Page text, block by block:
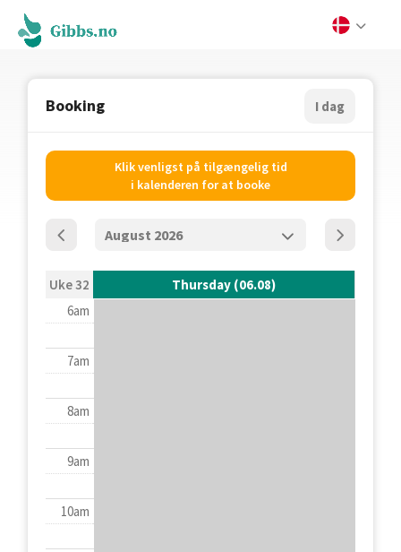
Booking I dag
Klik venligst på tilgængelig tid
i kalenderen for at booke
Uke 32
Thursday (06.08)
6am
7am
8am
9am
10am